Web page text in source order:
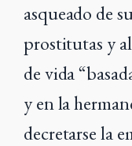
asqueado de
prostitutas y
de vida
y en la
decretarse la